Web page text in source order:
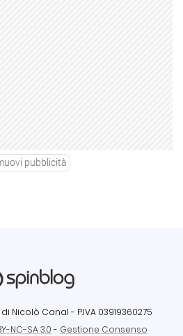
pubblicità
di Nicolò Canal - P.IVA 03919360275
NC-SA 3.0- Gestione Consenso